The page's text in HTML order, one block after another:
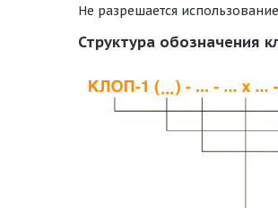
Не разрешается
Структура обозначения